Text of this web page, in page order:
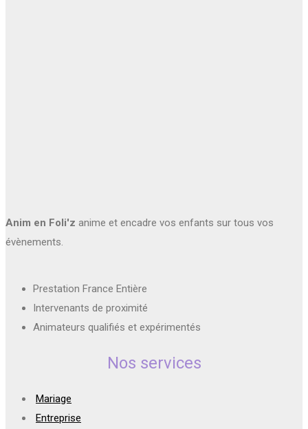
Anim en Foli'z anime et encadre vos enfants sur tous vos
évènements.
Prestation France Entière
Intervenants de proximité
Animateurs qualifiés et expérimentés
Nos services
Mariage
Entreprise